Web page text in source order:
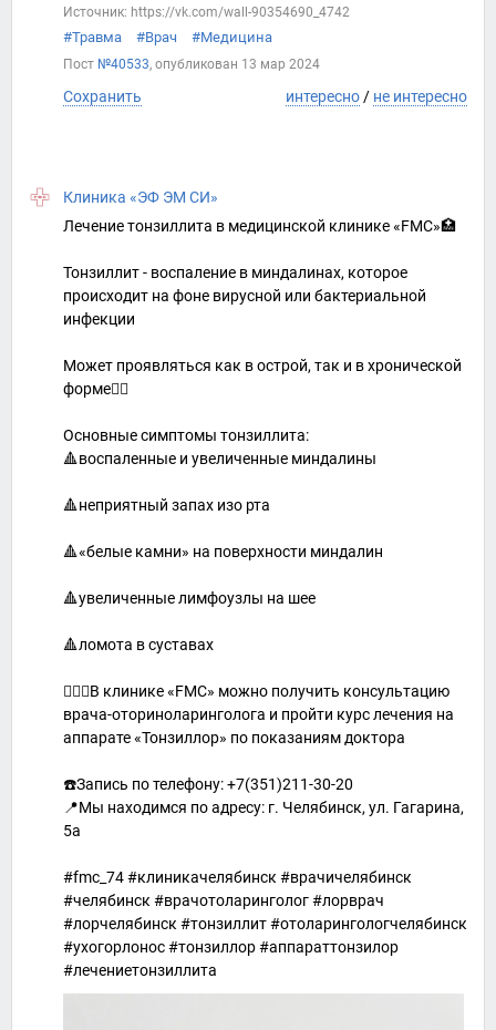
Источник: https://vk.com/wall-90354690_4742
#Травма #Врач #Медицина
Пост №40533, опубликован 13 мар 2024
Сохранить интересно/ не интересно
Клиника «ЭФ ЭМ СИ»
Лечение тонзиллита в медицинской клинике «FMC»🏥
Тонзиллит - воспаление в миндалинах, которое
происходит на фоне вирусной или бактериальной
инфекции
Может проявляться как в острой, так и в хронической
форме☝🏻
Основные симптомы тонзиллита:
🔺воспаленные и увеличенные миндалины
🔺неприятный запах изо рта
🔺«белые камни» на поверхности миндалин
🔺увеличенные лимфоузлы на шее
🔺ломота в суставах
🧑🏽‍⚕️В клинике «FMC» можно получить консультацию
врача-оториноларинголога и пройти курс лечения на
аппарате «Тонзиллор» по показаниям доктора
☎️Запись по телефону: +7(351)211-30-20
📍Мы находимся по адресу: г. Челябинск, ул. Гагарина,
5а
#fmc_74 #клиникачелябинск #врачичелябинск
#челябинск #врачотоларинголог #лорврач
#лорчелябинск #тонзиллит #отоларингологчелябинск
#ухогорлонос #тонзиллор #аппараттонзилор
#лечениетонзиллита